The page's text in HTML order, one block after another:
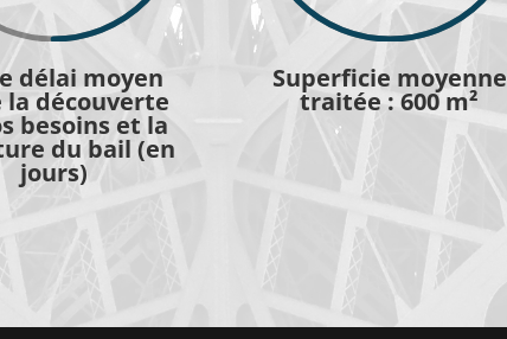
délai moyen
la découverte
besoins et la
du bail (en
jours)
Superficie moyenne
traitée : 600 m²